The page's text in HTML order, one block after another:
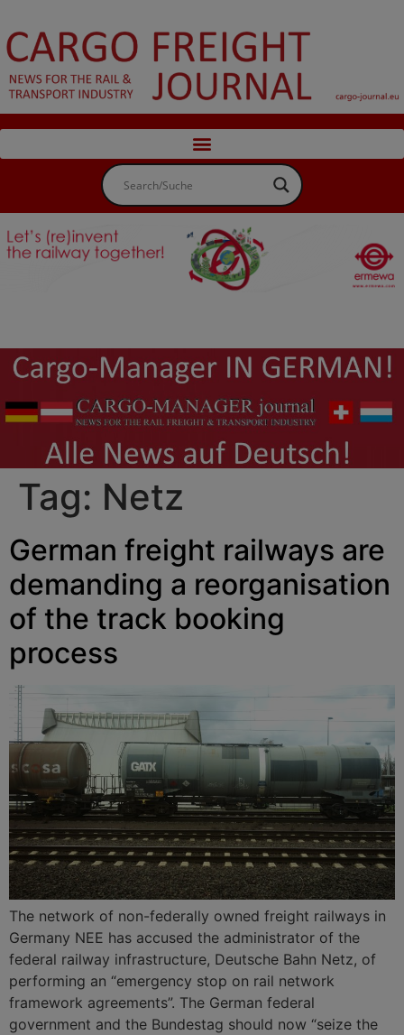
Tag: Netz
German freight railways are
demanding a reorganisation
of the track booking
process
The network of non-federally owned freight railways in
Germany NEE has accused the administrator of the
federal railway infrastructure, Deutsche Bahn Netz, of
performing an “emergency stop on rail network
framework agreements”. The German federal
government and the Bundestag should now “seize the